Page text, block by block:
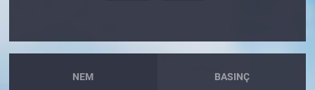
NEM BASINÇ